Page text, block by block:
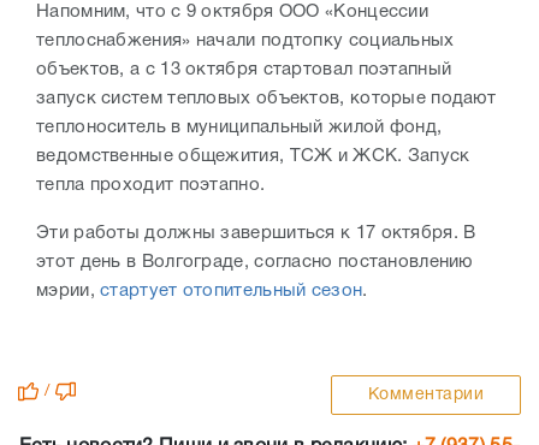
Напомним, что с 9 октября ООО «Концессии
теплоснабжения» начали подтопку социальных
объектов, а с 13 октября стартовал поэтапный
запуск систем тепловых объектов, которые подают
теплоноситель в муниципальный жилой фонд,
ведомственные общежития, ТСЖ и ЖСК. Запуск
тепла проходит поэтапно.
Эти работы должны завершиться к 17 октября. В
этот день в Волгограде, согласно постановлению
мэрии,стартует отопительный сезон.
/ Комментарии